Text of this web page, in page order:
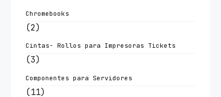
Chromebooks
(2)
Cintas- Rollos para Impresoras Tickets
(3)
Componentes para Servidores
(11)